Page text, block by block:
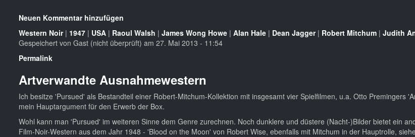
Neuen Kommentar hinzufügen
Western Noir| 1947 | USA | Raoul Walsh | James Wong Howe | Alan Hale | Dean Jagger| Robert Mitchum | Judith
Gespeichert von Gast (nicht überprüft) am 27. Mai 2013 - 11:54
Permalink
Artverwandte Ausnahmewestern
Ich besitze 'Pursued' als Bestandteil einer Robert-Mitchum-Kollektion mit insgesamt vier Spielfilmen, u.a. Otto Premingers
mein Hauptargument für den Erwerb der Box.
Wohl kann man 'Pursued' im weiteren Sinne dem Genre zurechnen. Noch dunklere und düstere (Nacht-)Bilder bietet ein
Film-Noir-Western aus dem Jahr 1948 - 'Blood on the Moon' von Robert Wise, ebenfalls mit Mitchum in der Hauptrolle,